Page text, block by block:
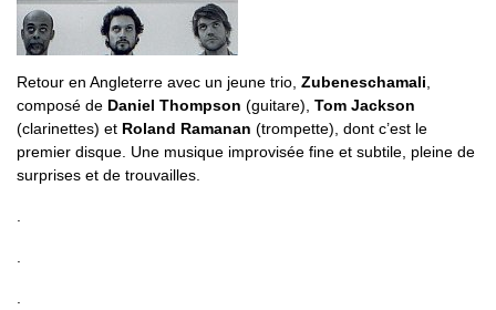
Retour en Angleterre avec un jeune trio, Zubeneschamali
composé de Daniel Thompson (guitare), Tom Jackson
(clarinettes) et Roland Ramanan (trompette), dont c’est le
premier disque. Une musique improvisée fine et subtile, pleine de
surprises et de trouvailles.